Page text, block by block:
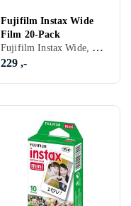
Fujifilm Instax Wide
Film 20-Pack
Fujifilm Instax Wide, Farge
229 ,-